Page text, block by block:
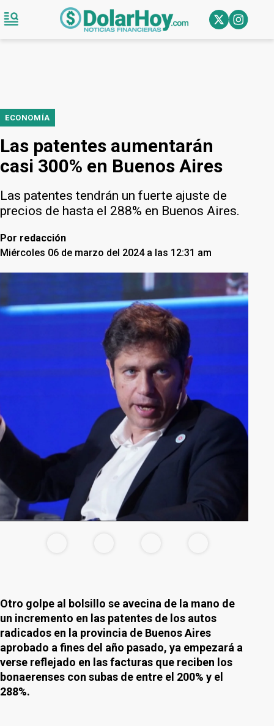
ECONOMÍA
Las patentes aumentarán
casi 300% en Buenos Aires
Las patentes tendrán un fuerte ajuste de
precios de hasta el 288% en Buenos Aires.
Por redacción
Miércoles 06 de marzo del 2024 a las 12:31 am
Otro golpe al bolsillo se avecina de la mano de
un incremento en las patentes de los autos
radicados en la provincia de Buenos Aires
aprobado a fines del año pasado, ya empezará a
verse reflejado en las facturas que reciben los
bonaerenses con subas de entre el 200% y el
288%.